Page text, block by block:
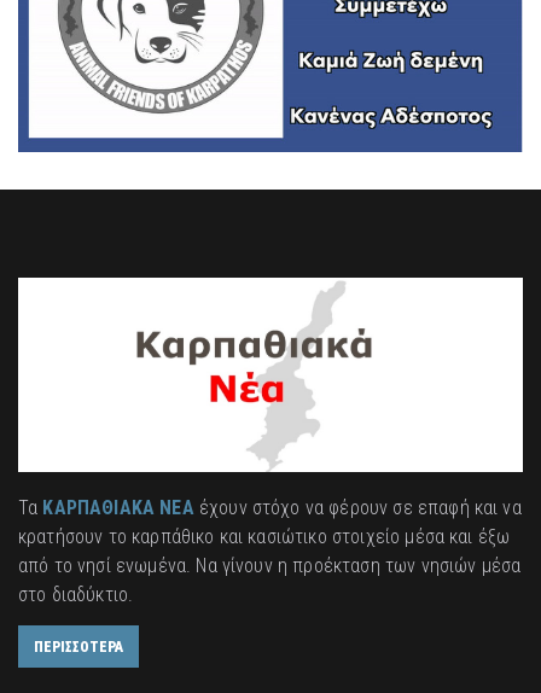
Τα ΚΑΡΠΑΘΙΑΚΑ ΝΕΑέχουν στόχο να φέρουν σε επαφή και να
κρατήσουν το καρπάθικο και κασιώτικο στοιχείο μέσα και έξω
από το νησί ενωμένα. Να γίνουν η προέκταση των νησιών μέσα
στο διαδύκτιο.
ΠΕΡΙΣΣΟΤΕΡΑ